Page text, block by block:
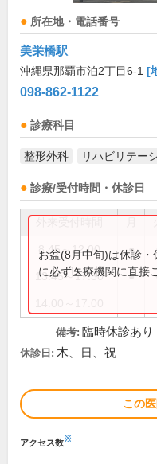
所在地・電話番号
美栄橋駅
沖縄県那覇市泊2丁目6-1 [
098-862-1122
診療科目
整形外科 リハビリテー
診療/受付時間・休診日
8:45～12:00 ●
13:45～17:30 ●
お盆(8月中旬)は休診
に必ず医療機関に直接
備考: 臨時休診あり
休診日: 木、日、祝
この
アクセス数※